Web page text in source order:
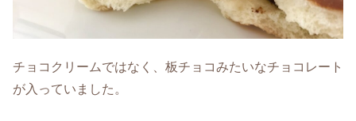
チョコクリームではなく、板チョコみたいなチョコレート
が入っていました。